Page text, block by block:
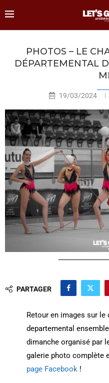
PHOTOS – LE
DÉPARTEMENTAL
19/03/2024
PARTAGER
Retour en images sur
departemental
dimanche organisé par
galerie photo complète
page Facebook!